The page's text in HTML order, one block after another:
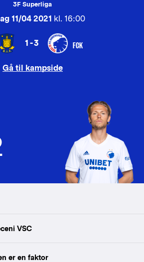
3F Superliga
11/04 2021 kl. 16:00
1-3 FCK
Gå til kampside
VSC
er en faktor